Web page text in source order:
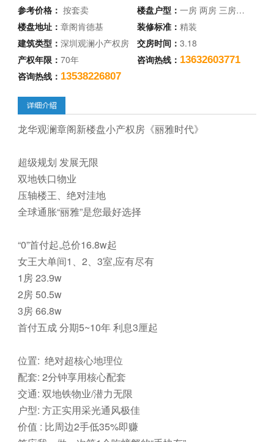
参考价格：按套卖 楼盘户型： 一房 两房 三房…
楼盘地址：章阁肯德基 装修标准： 精装
建筑类型：深圳观澜小产权房 交房时间： 3.18
产权年限：70年 咨询热线： 13632603771
咨询热线： 13538226807
龙华观澜章阁新楼盘小产权房《丽雅时代》
超级规划 发展无限
双地铁口物业
压轴楼王、绝对洼地
全球通胀“丽雅”是您最好选择
“0”首付起,总价16.8w起
女王大单间1、2、3室,应有尽有
1房 23.9w
2房 50.5w
3房 66.8w
首付五成 分期5~10年 利息3厘起
位置: 绝对超核心地理位
配套: 2分钟享用核心配套
交通: 双地铁物业/潜力无限
户型: 方正实用采光通风极佳
价值 : 比周边2手低35%即赚